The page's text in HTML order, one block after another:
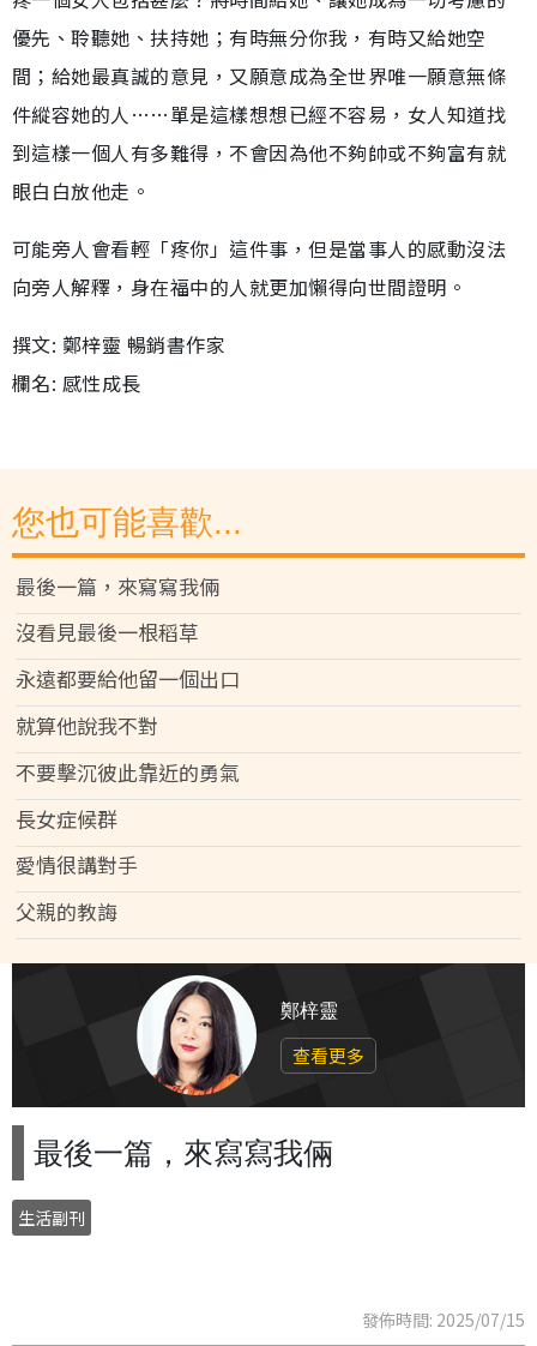
優先、聆聽她、扶持她；有時無分你我，有時又給她空
間；給她最真誠的意見，又願意成為全世界唯一願意無條
件縱容她的人……單是這樣想想已經不容易，女人知道找
到這樣一個人有多難得，不會因為他不夠帥或不夠富有就
眼白白放他走。
可能旁人會看輕「疼你」這件事，但是當事人的感動沒法
向旁人解釋，身在福中的人就更加懶得向世間證明。
撰文: 鄭梓靈 暢銷書作家
欄名: 感性成長
您也可能喜歡...
最後一篇，來寫寫我倆
沒看見最後一根稻草
永遠都要給他留一個出口
就算他說我不對
不要擊沉彼此靠近的勇氣
長女症候群
愛情很講對手
父親的教誨
鄭梓靈
查看更多
最後一篇，來寫寫我倆
生活副刊
發佈時間: 2025/07/15